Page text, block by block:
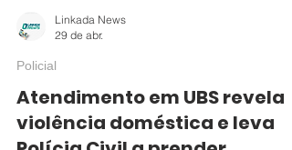
Linkada News
29 de abr.
Policial